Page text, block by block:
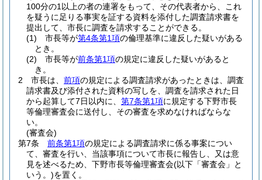
100分の1以上の者の連署をもって、その代表者から、これ
を疑うに足りる事実を証する資料を添付した調査請求書を
提出して、市長に調査を請求することができる。
(1)
市長等が第4条第1項の倫理基準に違反した疑いがある
とき。
(2)
市長等が前条第1項の規定に違反した疑いがあると
き。
2
市長は、 前項の規定による調査請求があったときは、調査
請求書及び添付された資料の写しを、調査を請求された日
から起算して7日以内に、 第7条第1項に規定する下野市長
等倫理審査会に送付し、その審査を求めなければならな
い。
(審査会)
第7条
前条第1項の規定による調査請求に係る事案につい
て、審査を行い、当該事項について市長に報告し、又は意
見を述べるため、下野市長等倫理審査会(以下「審査会」と
いう。)を置く。